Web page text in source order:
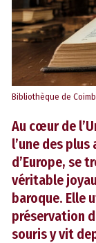
Bibliothèque de
Au cœur de
l’une des
d’Europe, se
véritable
baroque. Elle
préservation
souris y vit